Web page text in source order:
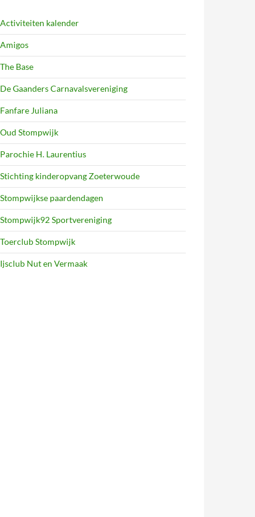
Activiteiten kalender
Amigos
The Base
De Gaanders Carnavalsvereniging
Fanfare Juliana
Oud Stompwijk
Parochie H. Laurentius
Stichting kinderopvang Zoeterwoude
Stompwijkse paardendagen
Stompwijk92 Sportvereniging
Toerclub Stompwijk
Ijsclub Nut en Vermaak